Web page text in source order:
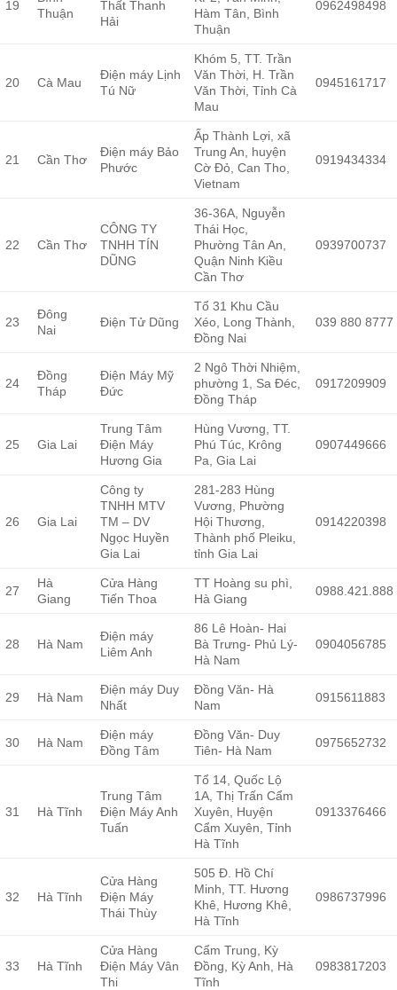
19
Thuận
Thất Thanh
Hải
Hàm Tân, Bình
Thuận
0962498498
20 Cà Mau
Điện máy Lịnh
Tú Nữ
Khóm 5, TT. Trần
Văn Thời, H. Trần
Văn Thời, Tỉnh Cà
Mau
0945161717
21 Cần Thơ
Điện máy Bảo
Phước
Ấp Thành Lợi, xã
Trung An, huyện
Cờ Đỏ, Can Tho,
Vietnam
0919434334
22 Cần Thơ
CÔNG TY
TNHH TÍN
DŨNG
36-36A, Nguyễn
Thái Học,
Phường Tân An,
Quận Ninh Kiều
Cần Thơ
0939700737
23
Đông
Nai
Điện Tử Dũng
Tổ 31 Khu Cầu
Xéo, Long Thành,
Đồng Nai
039 880 8777
24
Đồng
Tháp
Điện Máy Mỹ
Đức
2 Ngô Thời Nhiệm,
phường 1, Sa Đéc,
Đồng Tháp
0917209909
25 Gia Lai
Trung Tâm
Điện Máy
Hương Gia
Hùng Vương, TT.
Phú Túc, Krông
Pa, Gia Lai
0907449666
26 Gia Lai
Công ty
TNHH MTV
TM – DV
Ngọc Huyền
Gia Lai
281-283 Hùng
Vương, Phường
Hội Thương,
Thành phố Pleiku,
tỉnh Gia Lai
0914220398
27
Hà
Giang
Cửa Hàng
Tiến Thoa
TT Hoàng su phì,
Hà Giang
0988.421.888
28 Hà Nam
Điện máy
Liêm Anh
86 Lê Hoàn- Hai
Bà Trưng- Phủ Lý-
Hà Nam
0904056785
29 Hà Nam
Điện máy Duy
Nhất
Đồng Văn- Hà
Nam
0915611883
30 Hà Nam
Điện máy
Đồng Tâm
Đồng Văn- Duy
Tiên- Hà Nam
0975652732
31 Hà Tĩnh
Trung Tâm
Điện Máy Anh
Tuấn
Tổ 14, Quốc Lộ
1A, Thị Trấn Cẩm
Xuyên, Huyện
Cẩm Xuyên, Tỉnh
Hà Tĩnh
0913376466
32 Hà Tĩnh
Cửa Hàng
Điện Máy
Thái Thùy
505 Đ. Hồ Chí
Minh, TT. Hương
Khê, Hương Khê,
Hà Tĩnh
0986737996
33 Hà Tĩnh
Cửa Hàng
Điện Máy Vân
Thi
Cẩm Trung, Kỳ
Đồng, Kỳ Anh, Hà
Tĩnh
0983817203